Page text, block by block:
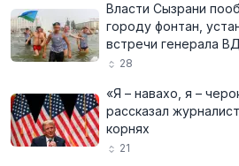
Власти Сызрани
городу фонтан,
встречи генерала
28
«Я – навахо, я –
рассказал
корнях
21